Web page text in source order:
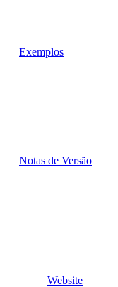
Exemplos
Notas de Versão
Website